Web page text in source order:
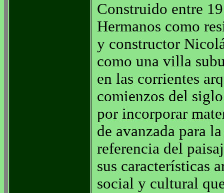
Construido entre
Hermanos como
y constructor
como una villa
en las corrientes
comienzos del
por incorporar
de avanzada para
referencia del
sus características
social y cultural